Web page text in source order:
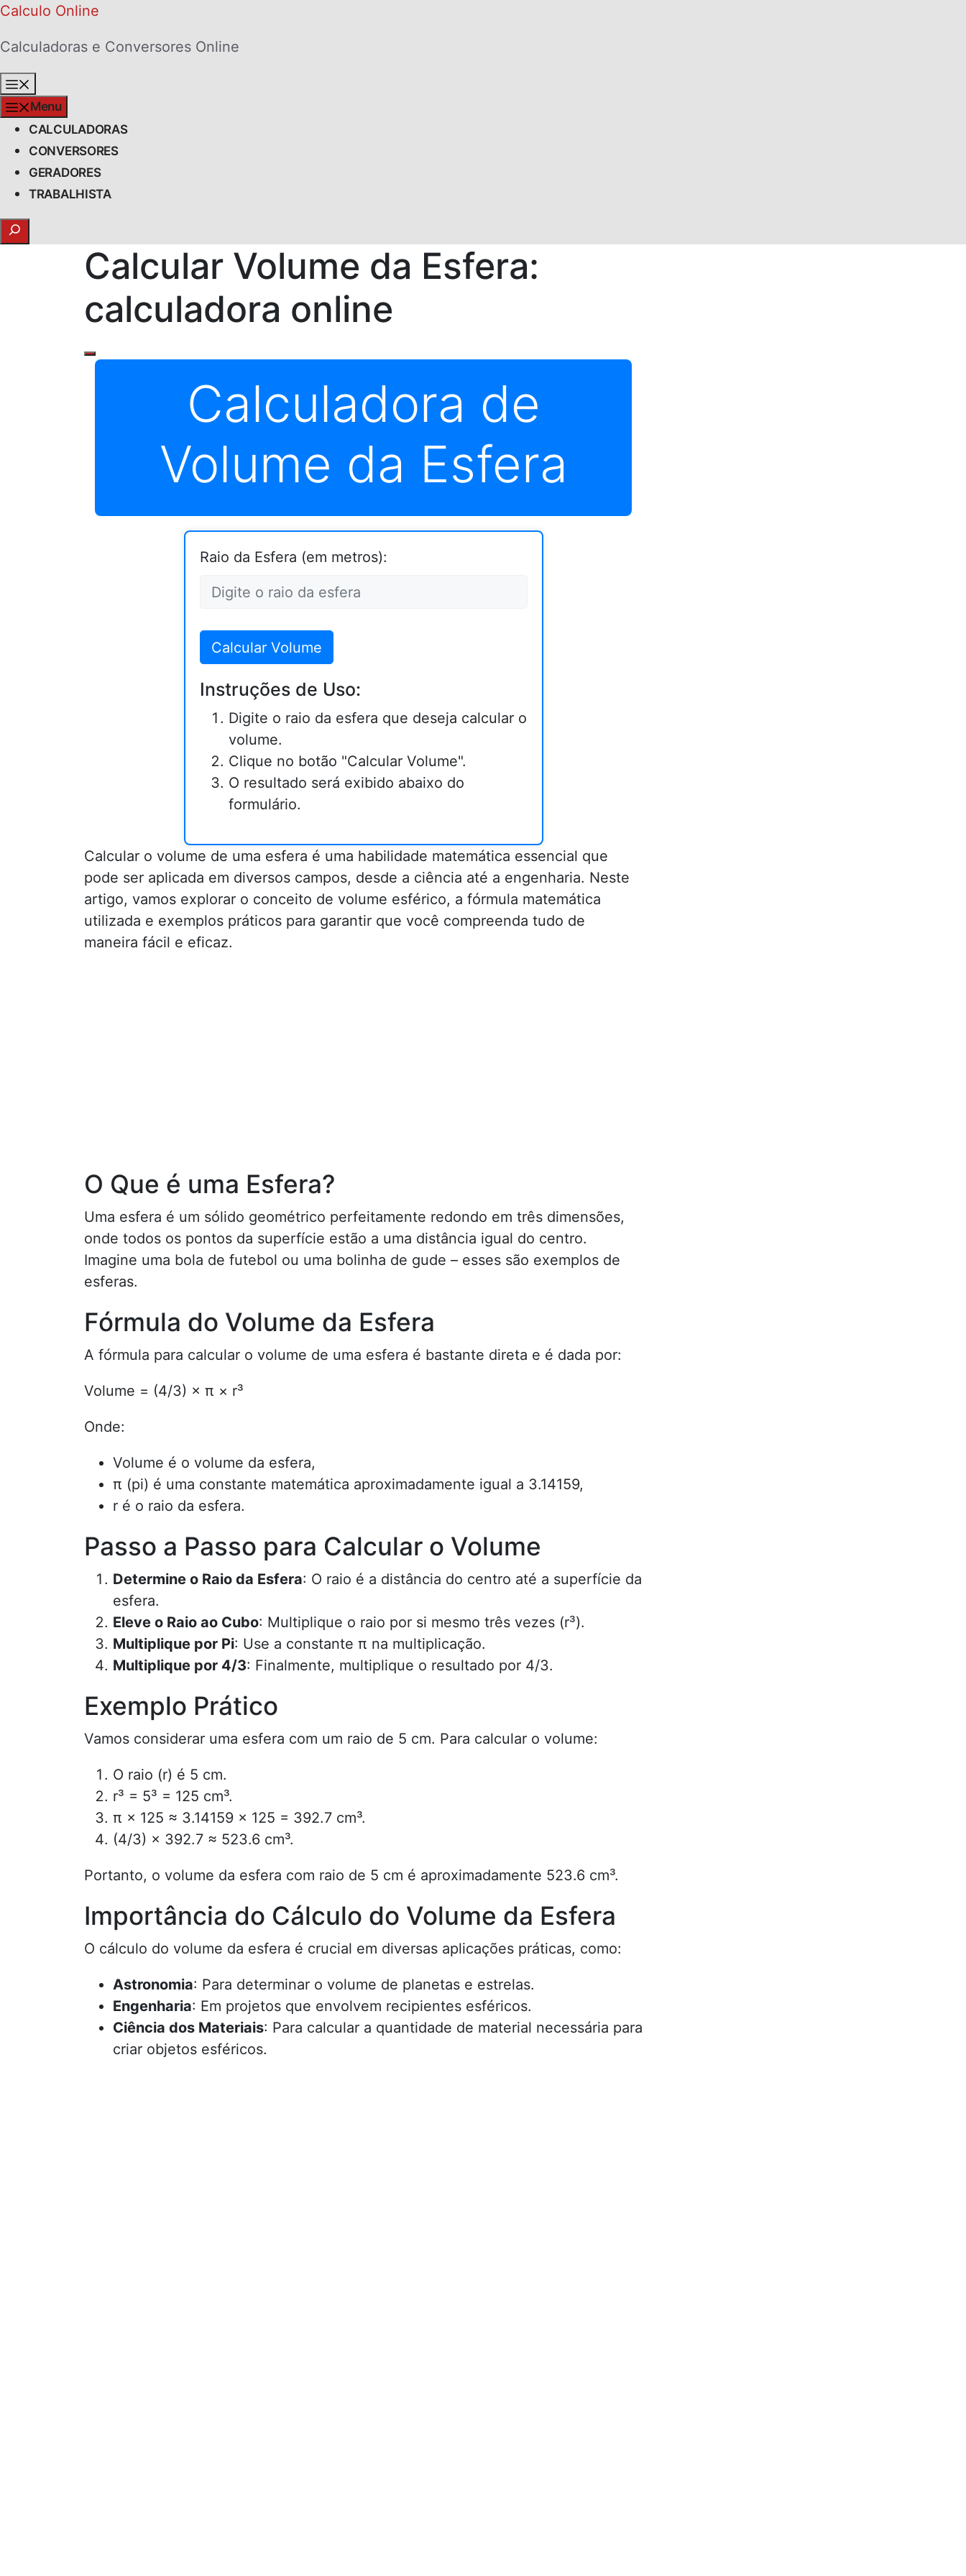
Skip
content
Calculo Online
Calculadoras e Conversores Online
Menu
CALCULADORAS
CONVERSORES
GERADORES
TRABALHISTA
Search
Calcular Volume da Esfera:
calculadora online
Calculadora de
Volume da Esfera
Raio da Esfera (em metros):
Calcular Volume
Instruções de Uso:
Digite o raio da esfera que deseja calcular o
volume.
Clique no botão "Calcular Volume".
O resultado será exibido abaixo do
formulário.
Calcular o volume de uma esfera é uma habilidade matemática essencial que
pode ser aplicada em diversos campos, desde a ciência até a engenharia. Neste
artigo, vamos explorar o conceito de volume esférico, a fórmula matemática
utilizada e exemplos práticos para garantir que você compreenda tudo de
maneira fácil e eficaz.
O Que é uma Esfera?
Uma esfera é um sólido geométrico perfeitamente redondo em três dimensões,
onde todos os pontos da superfície estão a uma distância igual do centro.
Imagine uma bola de futebol ou uma bolinha de gude – esses são exemplos de
esferas.
Fórmula do Volume da Esfera
A fórmula para calcular o volume de uma esfera é bastante direta e é dada por:
Volume = (4/3) × π × r³
Onde:
Volume é o volume da esfera,
π (pi) é uma constante matemática aproximadamente igual a 3.14159,
r é o raio da esfera.
Passo a Passo para Calcular o Volume
Determine o Raio da Esfera: O raio é a distância do centro até a superfície da
esfera.
Eleve o Raio ao Cubo: Multiplique o raio por si mesmo três vezes (r³).
Multiplique por Pi: Use a constante π na multiplicação.
Multiplique por 4/3: Finalmente, multiplique o resultado por 4/3.
Exemplo Prático
Vamos considerar uma esfera com um raio de 5 cm. Para calcular o volume:
O raio (r) é 5 cm.
r³ = 5³ = 125 cm³.
π × 125 ≈ 3.14159 × 125 = 392.7 cm³.
(4/3) × 392.7 ≈ 523.6 cm³.
Portanto, o volume da esfera com raio de 5 cm é aproximadamente 523.6 cm³.
Importância do Cálculo do Volume da Esfera
O cálculo do volume da esfera é crucial em diversas aplicações práticas, como:
Astronomia: Para determinar o volume de planetas e estrelas.
Engenharia: Em projetos que envolvem recipientes esféricos.
Ciência dos Materiais: Para calcular a quantidade de material necessária para
criar objetos esféricos.